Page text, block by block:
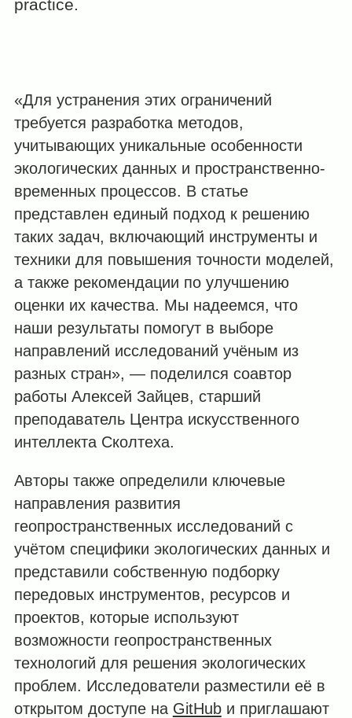
practice.
«Для устранения этих ограничений
требуется разработка методов,
учитывающих уникальные особенности
экологических данных и пространственно-
временных процессов. В статье
представлен единый подход к решению
таких задач, включающий инструменты и
техники для повышения точности моделей,
а также рекомендации по улучшению
оценки их качества. Мы надеемся, что
наши результаты помогут в выборе
направлений исследований учёным из
разных стран», — поделился соавтор
работы Алексей Зайцев, старший
преподаватель Центра искусственного
интеллекта Сколтеха.
Авторы также определили ключевые
направления развития
геопространственных исследований с
учётом специфики экологических данных и
представили собственную подборку
передовых инструментов, ресурсов и
проектов, которые используют
возможности геопространственных
технологий для решения экологических
проблем. Исследователи разместили её в
открытом доступе на GitHubи приглашают